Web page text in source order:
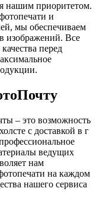
нашим приоритетом.
и
мы обеспечиваем
изображений. Все
перед
– это возможность
с доставкой в г
ведущих
нам
на каждом
нашего сервиса